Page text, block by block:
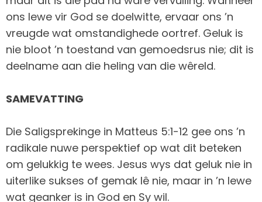
ons lewe vir God se doelwitte, ervaar ons ’n
vreugde wat omstandighede oortref. Geluk is
nie bloot ’n toestand van gemoedsrus nie; dit is
deelname aan die heling van die wêreld.
SAMEVATTING
Die Saligsprekinge in Matteus 5:1-12 gee ons ’n
radikale nuwe perspektief op wat dit beteken
om gelukkig te wees. Jesus wys dat geluk nie in
uiterlike sukses of gemak lê nie, maar in ’n lewe
wat geanker is in God en Sy wil.